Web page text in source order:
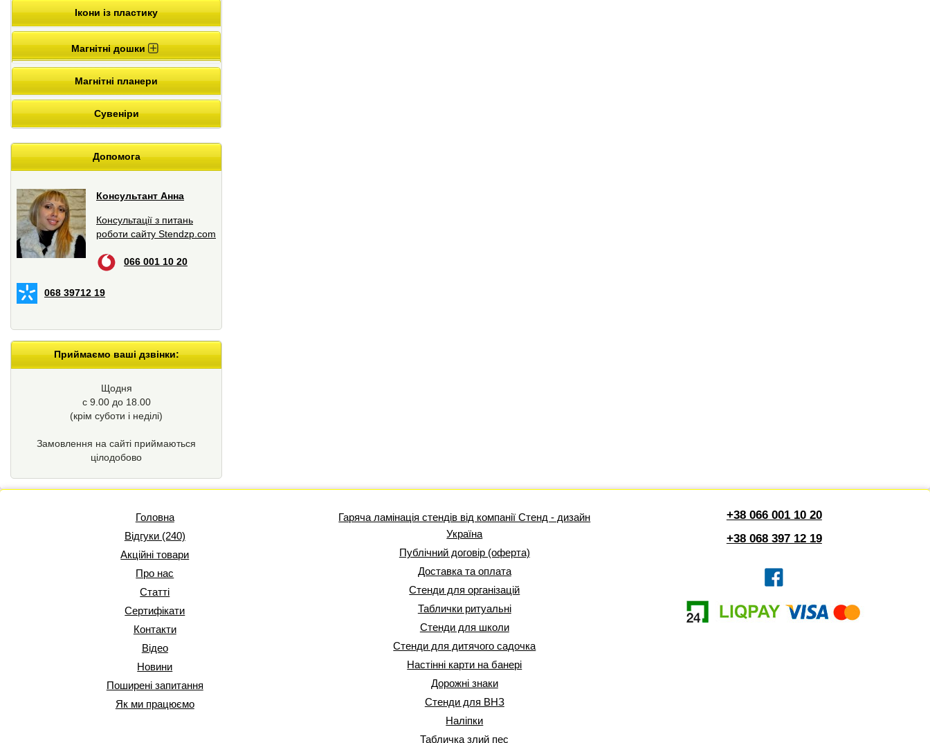
Ікони із пластику
Магнітні дошки
Магнітні планери
Сувеніри
Допомога
Консультант Анна
Консультації з питань
роботи сайту Stendzp.com
066 001 10 20
068 39712 19
Приймаємо ваші дзвінки:
Щодня
с 9.00 до 18.00
(крім суботи і неділі)
Замовлення на сайті приймаються
цілодобово
Головна
Відгуки (240)
Акційні товари
Про нас
Статті
Сертифікати
Контакти
Відео
Новини
Поширені запитання
Як ми працюємо
Гаряча ламінація стендів від компанії Стенд - дизайн
Україна
Публічний договір (оферта)
Доставка та оплата
Стенди для організацій
Таблички ритуальні
Стенди для школи
Стенди для дитячого садочка
Настінні карти на банері
Дорожні знаки
Стенди для ВНЗ
Наліпки
Табличка злий пес
+38 066 001 10 20
+38 068 397 12 19